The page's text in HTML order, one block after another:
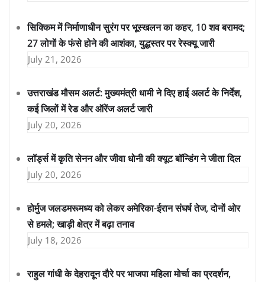
सिक्किम में निर्माणाधीन सुरंग पर भूस्खलन का कहर, 10 शव बरामद;
27 लोगों के फंसे होने की आशंका, युद्धस्तर पर रेस्क्यू जारी
July 21, 2026
उत्तराखंड मौसम अलर्ट: मुख्यमंत्री धामी ने दिए हाई अलर्ट के निर्देश,
कई जिलों में रेड और ऑरेंज अलर्ट जारी
July 20, 2026
लॉर्ड्स में कृति सेनन और जीवा धोनी की क्यूट बॉन्डिंग ने जीता दिल
July 20, 2026
होर्मुज जलडमरूमध्य को लेकर अमेरिका-ईरान संघर्ष तेज, दोनों ओर
से हमले; खाड़ी क्षेत्र में बढ़ा तनाव
July 18, 2026
राहुल गांधी के देहरादून दौरे पर भाजपा महिला मोर्चा का प्रदर्शन,